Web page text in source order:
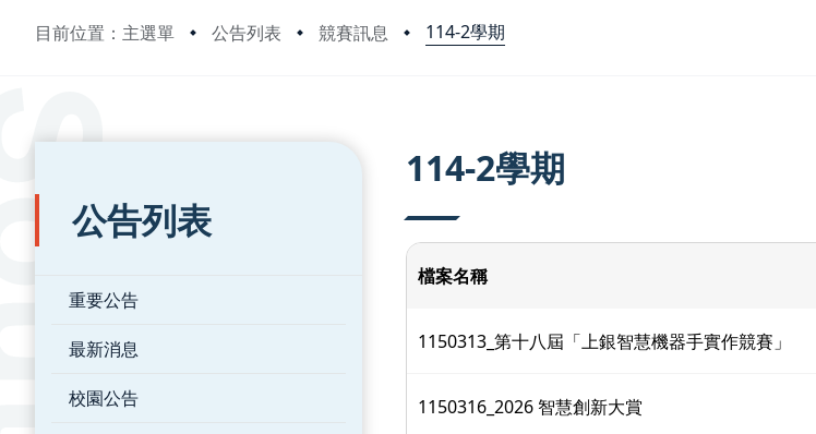
目前位置：主選單 公告列表 競賽訊息 114-2學期
:::
公告列表
重要公告
最新消息
校園公告
114-2學期
檔案名稱
1150313_第十八屆「上銀智慧機器手實作競賽」
1150316_2026 智慧創新大賞